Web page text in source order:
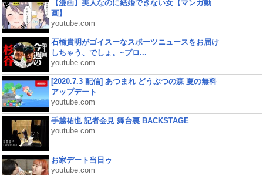
【漫画】美人なのに結婚できない女【マンガ動
画】
youtube.com
石橋貴明がゴイスーなスポーツニュースをお届け
しちゃう、でしょ。~プロ...
youtube.com
[2020.7.3 配信] あつまれ どうぶつの森 夏の無料
アップデート
youtube.com
手越祐也 記者会見 舞台裏 BACKSTAGE
youtube.com
お家デート当日ゥ
youtube.com